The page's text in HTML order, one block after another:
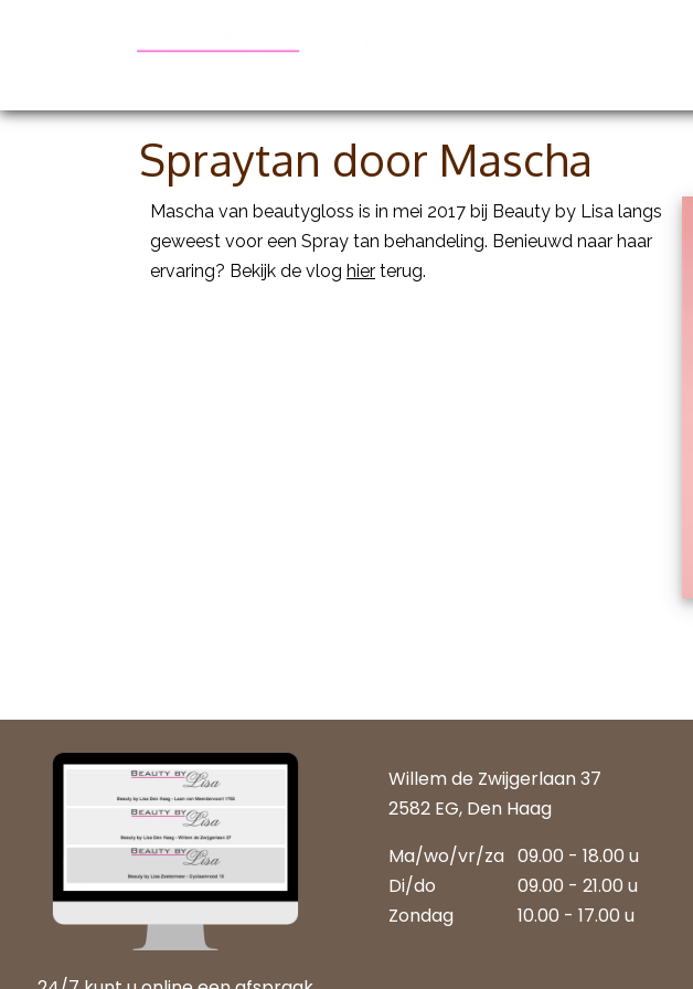
Spraytan door Mascha
Mascha van beautygloss is in mei 2017 bij Beauty by Lisa langs
geweest voor een Spray tan behandeling. Benieuwd naar haar
ervaring? Bekijk de vlog hier terug.
Willem de Zwijgerlaan 37
2582 EG, Den Haag
Ma/wo/vr/za 09.00 - 18.00 u
Di/do
09.00 - 21.00 u
Zondag
10.00 - 17.00 u